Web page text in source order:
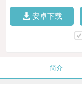
安卓下载
简介